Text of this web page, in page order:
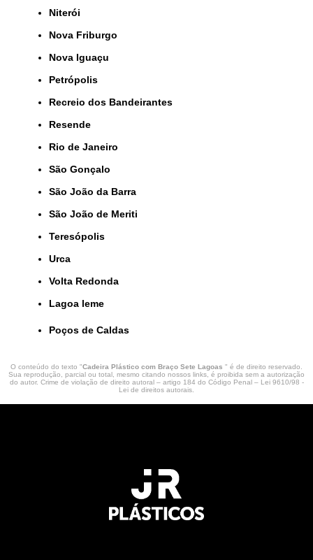
Niterói
Nova Friburgo
Nova Iguaçu
Petrópolis
Recreio dos Bandeirantes
Resende
Rio de Janeiro
São Gonçalo
São João da Barra
São João de Meriti
Teresópolis
Urca
Volta Redonda
lagoa leme
Poços de Caldas
O conteúdo do texto "Cadeira Plástico com Braço Sete Lagoas " é de direito reservado.
Sua reprodução, parcial ou total, mesmo citando nossos links, é proibida sem a autorização
do autor. Crime de violação de direito autoral – artigo 184 do Código Penal – Lei 9610/98 -
Lei de direitos autorais